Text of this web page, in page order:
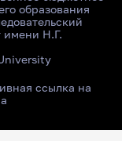
образования
имени Н.Г.
ссылка на